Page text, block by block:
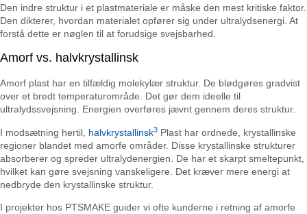
Den indre struktur i et plastmateriale er måske den mest kritiske faktor.
Den dikterer, hvordan materialet opfører sig under ultralydsenergi. At
forstå dette er nøglen til at forudsige svejsbarhed.
Amorf vs. halvkrystallinsk
Amorf plast har en tilfældig molekylær struktur. De blødgøres gradvist
over et bredt temperaturområde. Det gør dem ideelle til
ultralydssvejsning. Energien overføres jævnt gennem deres struktur.
I modsætning hertil, halvkrystallinsk3 Plast har ordnede, krystallinske
regioner blandet med amorfe områder. Disse krystallinske strukturer
absorberer og spreder ultralydenergien. De har et skarpt smeltepunkt,
hvilket kan gøre svejsning vanskeligere. Det kræver mere energi at
nedbryde den krystallinske struktur.
I projekter hos PTSMAKE guider vi ofte kunderne i retning af amorfe